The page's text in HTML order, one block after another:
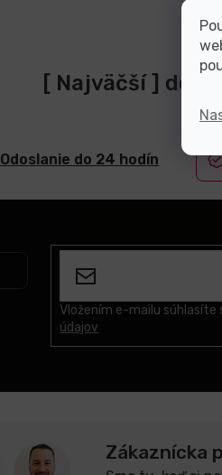
[ Najväčší ]
Odoslanie do 24 hodín
Vložením e-mailu súhlasíte
údajov
Zákaznícka